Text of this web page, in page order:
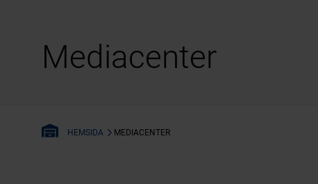
Mediacenter
HEMSIDA MEDIACENTER